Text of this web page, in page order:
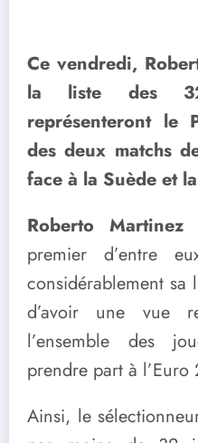
Ce vendredi,
la liste des
représenteront le
des deux matchs
face à la Suède et
Roberto Martinez
premier d’entre
considérablement sa
d’avoir une vue
l’ensemble des
prendre part à
Ainsi, le